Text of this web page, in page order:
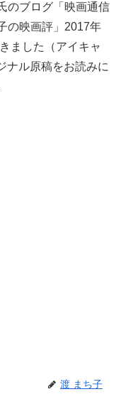
のブログ「映画通信
の映画評」2017年
ました（アイキャ
ナル原稿をお読みに
渡 まち子